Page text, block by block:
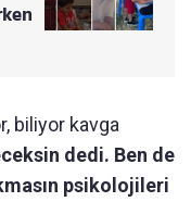
biliyor kavga
dedi. Ben de
psikolojileri